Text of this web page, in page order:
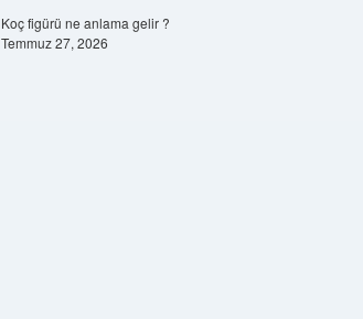
Koç figürü ne anlama gelir ?
Temmuz 27, 2026